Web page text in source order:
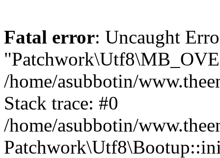
Fatal error: Uncaught
/home/asubbotin/
Stack trace: #0
/home/asubbotin/